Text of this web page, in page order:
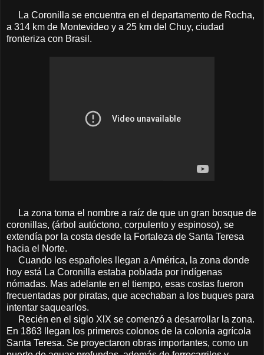
La Coronilla se encuentra en el departamento de Rocha,
a 314 km de Montevideo y a 25 km del Chuy, ciudad
fronteriza con Brasil.
La zona toma el nombre a raíz de que un gran bosque de
coronillas, (árbol autóctono, corpulento y espinoso), se
extendía por la costa desde la Fortaleza de Santa Teresa
hacia el Norte.
Cuando los españoles llegan a América, la zona donde
hoy está La Coronilla estaba poblada por indígenas
nómadas. Mas adelante en el tiempo, esas costas fueron
frecuentadas por piratas, que acechaban a los buques para
intentar saquearlos.
Recién en el siglo XlX se comenzó a desarrollar la zona.
En 1863 llegan los primeros colonos de la colonia agrícola
Santa Teresa. Se proyectaron obras importantes, como un